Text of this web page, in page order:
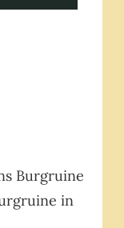
Burgruine
in